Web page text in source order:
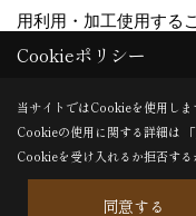
に開示することは
ただし、次の場
法令、条例そ
人の生命、身
用利用・加工使用する
Copyright (c)
Produced byゴデスクリエ
Cookieポリシー
当サイトではCookieを使用しま
Cookieの使用に関する詳細は 「
Cookieを受け入れるか拒否する
同意する